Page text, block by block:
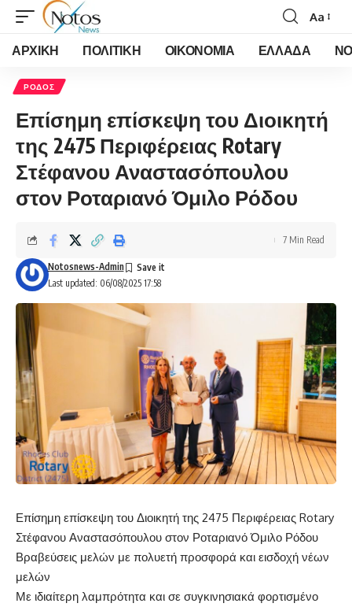
Font
Resizer
Aa
ΑΡΧΙΚΗ ΠΟΛΙΤΙΚΗ ΟΙΚΟΝΟΜΙΑ ΕΛΛΑΔΑ
ΡΟΔΟΣ
Επίσημη επίσκεψη του Διοικητή
της 2475 Περιφέρειας Rotary
Στέφανου Αναστασόπουλου
στον Ροταριανό Όμιλο Ρόδου
Last updated: 06/08/2025 17:58
Notosnews-Admin
7 Min Read
Επίσημη επίσκεψη του Διοικητή της 2475 Περιφέρειας Rotary
Στέφανου Αναστασόπουλου στον Ροταριανό Όμιλο Ρόδου
Βραβεύσεις μελών με πολυετή προσφορά και εισδοχή νέων
μελών
Με ιδιαίτερη λαμπρότητα και σε συγκινησιακά φορτισμένο